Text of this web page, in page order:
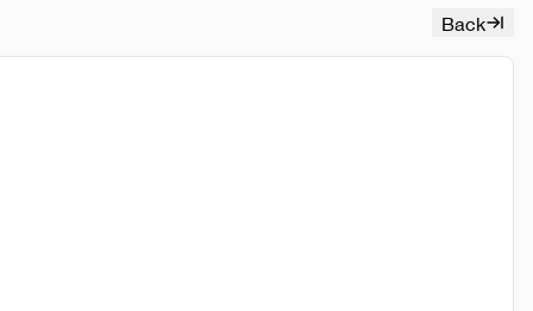
Back